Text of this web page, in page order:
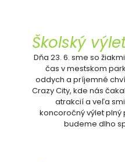
Školský
Dňa 23. 6. sme so
čas v mestskom
oddych a príjemné
Crazy City, kde nás
atrakcií a veľa
koncoročný výlet plný
budeme dlho